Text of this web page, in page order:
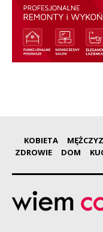
KOBIETA
ZDROWIE
DOM